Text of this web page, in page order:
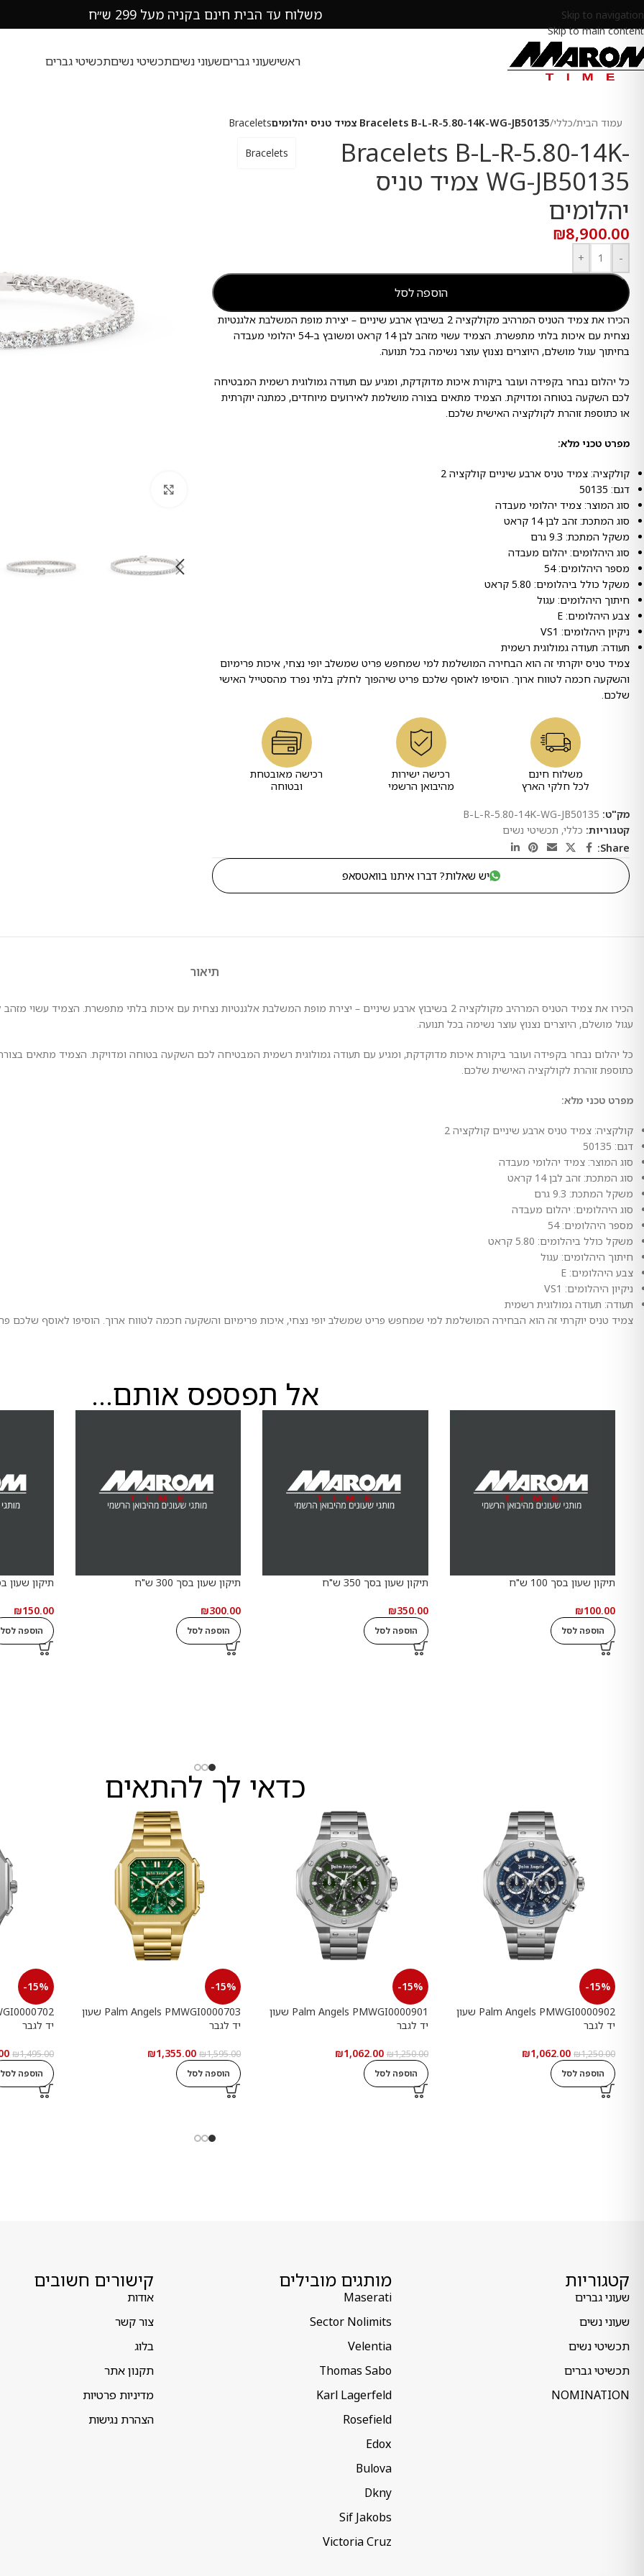
Skip to navigation
Skip to main content
משלוח עד הבית חינם בקניה מעל 299 ש״ח
ראשישעוני גבריםשעוני נשיםתכשיטי נשיםתכשיטי גברים
עמוד הבית/כללי/Bracelets B-L-R-5.80-14K-WG-JB50135 צמיד טניס יהלומים Bracelets
Bracelets B-L-R-5.80-14K-
WG-JB50135 צמיד טניס
יהלומים
Bracelets
₪8,900.00
-
+
הוספה לסל
הכירו את צמיד הטניס המרהיב מקולקציה 2 בשיבוץ ארבע שיניים – יצירת מופת המשלבת אלגנטיות
נצחית עם איכות בלתי מתפשרת. הצמיד עשוי מזהב לבן 14 קראט ומשובץ ב-54 יהלומי מעבדה
בחיתוך עגול מושלם, היוצרים נצנוץ עוצר נשימה בכל תנועה.
כל יהלום נבחר בקפידה ועובר ביקורת איכות מדוקדקת, ומגיע עם תעודה גמולוגית רשמית המבטיחה
לכם השקעה בטוחה ומדויקת. הצמיד מתאים בצורה מושלמת לאירועים מיוחדים, כמתנה יוקרתית
או כתוספת זוהרת לקולקציה האישית שלכם.
מפרט טכני מלא:
קולקציה: צמיד טניס ארבע שיניים קולקציה 2
דגם: 50135
סוג המוצר: צמיד יהלומי מעבדה
סוג המתכת: זהב לבן 14 קראט
משקל המתכת: 9.3 גרם
סוג היהלומים: יהלום מעבדה
מספר היהלומים: 54
משקל כולל ביהלומים: 5.80 קראט
חיתוך היהלומים: עגול
צבע היהלומים: E
ניקיון היהלומים: VS1
תעודה: תעודה גמולוגית רשמית
צמיד טניס יוקרתי זה הוא הבחירה המושלמת למי שמחפש פריט שמשלב יופי נצחי, איכות פרימיום
והשקעה חכמה לטווח ארוך. הוסיפו לאוסף שלכם פריט שיהפוך לחלק בלתי נפרד מהסטייל האישי
שלכם.
משלוח חינם
לכל חלקי הארץ
רכישה ישירות
מהיבואן הרשמי
רכישה מאובטחת
ובטוחה
מק"ט: B-L-R-5.80-14K-WG-JB50135
קטגוריות: כללי, תכשיטי נשים
Share:
יש שאלות? דברו איתנו בוואטסאפ
תיאור
עגול מושלם, היוצרים נצנוץ עוצר נשימה בכל תנועה.
כל יהלום נבחר בקפידה ועובר ביקורת איכות מדוקדקת, ומגיע עם תעודה גמולוגית רשמית המבטיחה לכם השקעה בטוחה ומדויקת. הצמיד מתאים
כתוספת זוהרת לקולקציה האישית שלכם.
מפרט טכני מלא:
קולקציה: צמיד טניס ארבע שיניים קולקציה 2
דגם: 50135
סוג המוצר: צמיד יהלומי מעבדה
סוג המתכת: זהב לבן 14 קראט
משקל המתכת: 9.3 גרם
סוג היהלומים: יהלום מעבדה
מספר היהלומים: 54
משקל כולל ביהלומים: 5.80 קראט
חיתוך היהלומים: עגול
צבע היהלומים: E
ניקיון היהלומים: VS1
תעודה: תעודה גמולוגית רשמית
צמיד טניס יוקרתי זה הוא הבחירה המושלמת למי שמחפש פריט שמשלב יופי נצחי, איכות פרימיום והשקעה חכמה לטווח ארוך. הוסיפו לאוסף שלכם
אל תפספס אותם...
תיקון שעון בסך 100 ש"ח
₪100.00
הוספה לסל
תיקון שעון בסך 350 ש"ח
₪350.00
הוספה לסל
תיקון שעון בסך 300 ש"ח
₪300.00
הוספה לסל
תיקון שעון בסך
₪150.00
הוספה לסל
כדאי לך להתאים
-15%
Palm Angels PMWGI0000902 שעון
יד לגבר
₪1,250.00
₪1,062.00
הוספה לסל
-15%
Palm Angels PMWGI0000901 שעון
יד לגבר
₪1,250.00
₪1,062.00
הוספה לסל
-15%
Palm Angels PMWGI0000703 שעון
יד לגבר
₪1,595.00
₪1,355.00
הוספה לסל
-15%
יד לגבר
₪1,495.00
הוספה לסל
קטגוריות
שעוני גברים
שעוני נשים
תכשיטי נשים
תכשיטי גברים
NOMINATION
מותגים מובילים
Maserati
Sector Nolimits
Velentia
Thomas Sabo
Karl Lagerfeld
Rosefield
Edox
Bulova
Dkny
Sif Jakobs
Victoria Cruz
קישורים חשובים
אודות
צור קשר
בלוג
תקנון אתר
מדיניות פרטיות
הצהרת נגישות